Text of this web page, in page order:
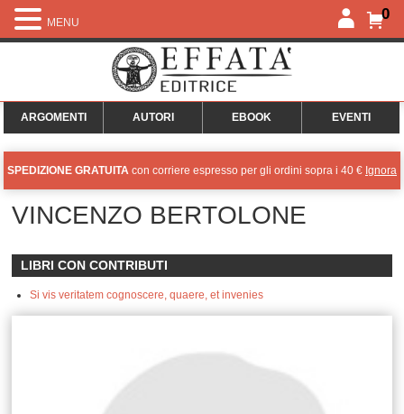
0
ARGOMENTI AUTORI EBOOK EVENTI
SPEDIZIONE GRATUITA con corriere espresso per gli ordini sopra i 40 € Ignora
VINCENZO BERTOLONE
LIBRI CON CONTRIBUTI
Si vis veritatem cognoscere, quaere, et invenies
MENU